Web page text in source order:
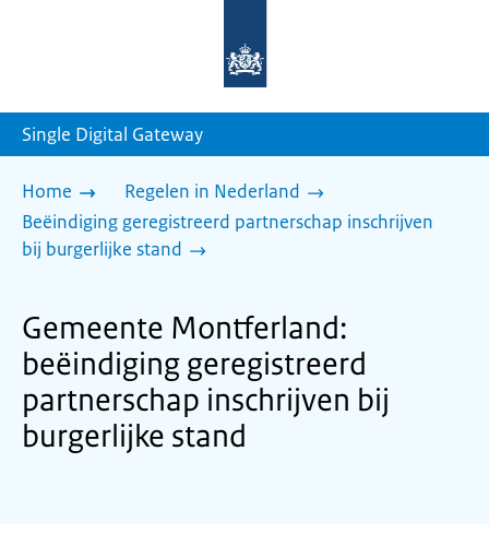
homepage
Single Digital Gateway
Home
Regelen in Nederland
Beëindiging geregistreerd partnerschap inschrijven
bij burgerlijke stand
Gemeente Montferland:
beëindiging geregistreerd
partnerschap inschrijven bij
burgerlijke stand